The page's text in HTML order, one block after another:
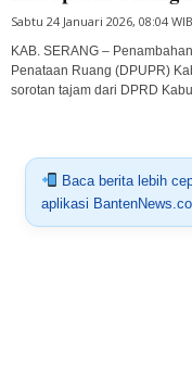
Sabtu 24 Januari 2026, 08:04 WIB
KAB. SERANG –
Penataan Ruang (DPUPR)
sorotan tajam dari DPRD
Baca berita lebih
aplikasi